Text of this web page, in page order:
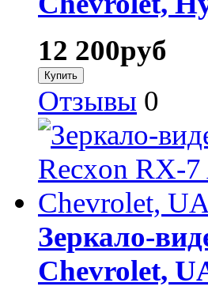
12 200руб
Отзывы 0
Зеркало-
Chevrolet,